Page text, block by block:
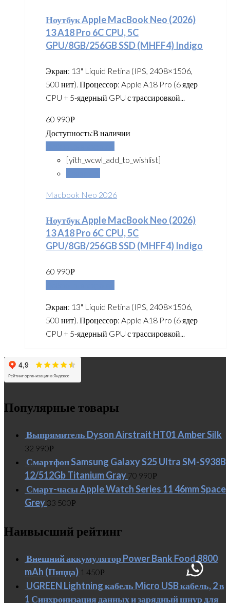
Ноутбук Apple MacBook Neo (2026)
13 A18 Pro 6C CPU, 5C
GPU/8GB/256GB SSD (MHFF4) Indigo
Экран: 13" Liquid Retina (IPS, 2408×1506,
500 нит). Процессор: Apple A18 Pro (6 ядер
CPU + 5-ядерный GPU с трассировкой...
60 990Р
Доступность:В наличии
[yith_wcwl_add_to_wishlist]
Macbook Neo 2026
Ноутбук Apple MacBook Neo (2026)
13 A18 Pro 6C CPU, 5C
GPU/8GB/256GB SSD (MHFF4) Indigo
60 990Р
Экран: 13" Liquid Retina (IPS, 2408×1506,
500 нит). Процессор: Apple A18 Pro (6 ядер
CPU + 5-ядерный GPU с трассировкой...
Популярные товары
Выпрямитель Dyson Airstrait HT01 Amber Silk
32 990Р
Смартфон Samsung Galaxy S25 Ultra SM-S938B
12/512Gb Titanium Gray 70 990Р
Смарт-часы Apple Watch Series 11 46mm Space
Grey 33 500Р
Наивысший рейтинг
Внешний аккумулятор Power Bank Food 8800
mAh (Пицца) 1 450Р
UGREEN Lightning кабель Micro USB кабель, 2 в
1 Синхронизация данных и зарядный шнур для